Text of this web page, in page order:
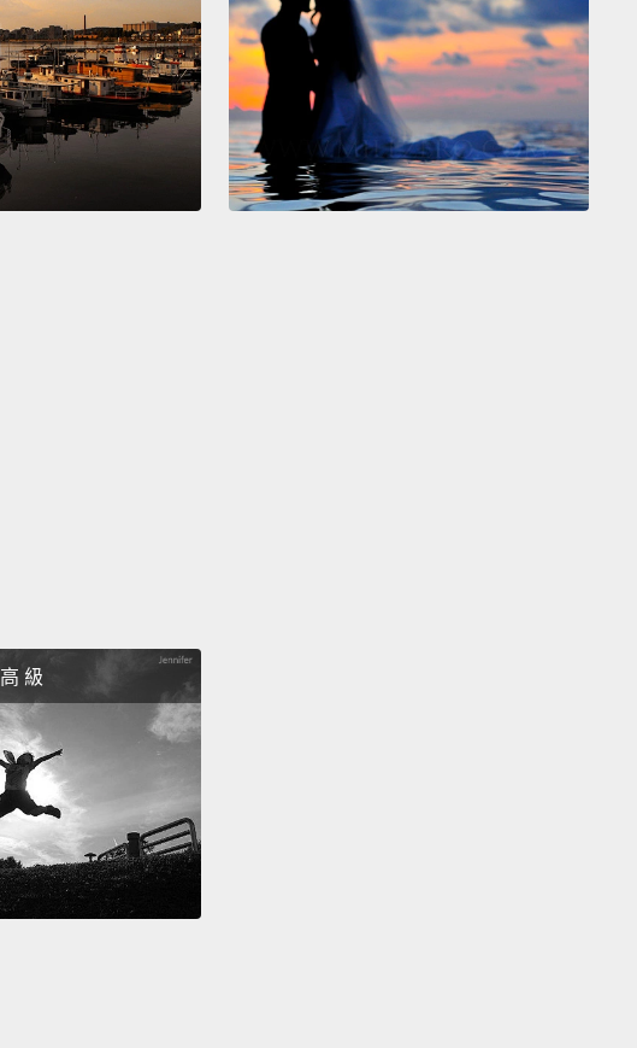
and burial shrouds.
Ebola first manifests itself with a
sudden fever, weakness, muscular pains, headaches, and
sore throats, but that quickly worsens, with symptoms
including vomiting, diarrhea, rash, and impairment of
kidney and liver function. In some cases, internal and
Death is usually caused by multiple organ failure, shock,
or loss of blood, and happens soon after infection.
There's currently no vaccine, because it's not being a
priority for drugs companies;
generally happens in remote parts of Africa.
want to have a discussion about the morals of that in the
高 級